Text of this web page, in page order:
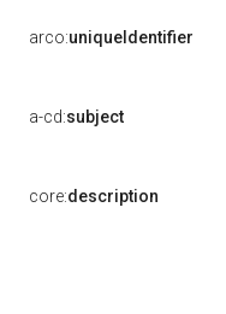
arco:uniqueIdentifier
a-cd:subject
core:description